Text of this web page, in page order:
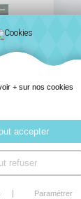
et 2
+
+ sur nos cookies
accepter
refuser
Paramétrer